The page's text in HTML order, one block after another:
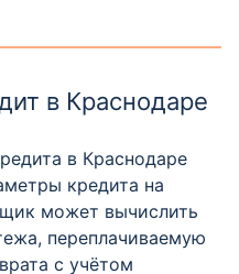
в Краснодаре
в Краснодаре
кредита на
может вычислить
переплачиваемую
с учётом